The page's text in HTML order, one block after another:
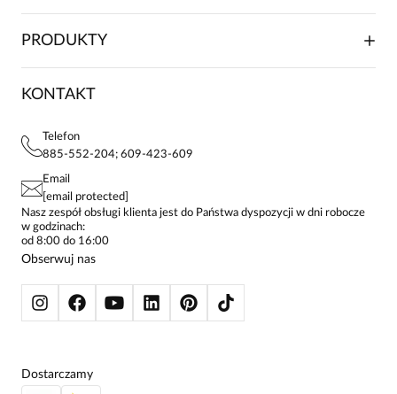
FRANCZYZA
KONTAKTY
SKŁADANIE ZAMÓWIENIA
FAQ
POLITYKA PRYWATNOŚCI
STREFA STAŁEGO KLIENTA
PRODUKTY
SUKIENKI
KOSZULE DAMSKIE
SPODNIE DAMSKIE
ŻAKIETY I MARYNARKI
SWETRY
BLUZY
KONTAKT
Telefon
885-552-204; 609-423-609
Email
[email protected]
Nasz zespół obsługi klienta jest do Państwa dyspozycji w dni robocze
w godzinach:
od 8:00 do 16:00
Obserwuj nas
Dostarczamy